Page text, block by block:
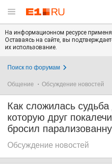
На информационном ресурсе
Оставаясь на сайте, вы
их использование.
Поиск по форумам
Общение Обсуждение новостей
Как сложилась
которую друг
бросил
Обсуждение новостей